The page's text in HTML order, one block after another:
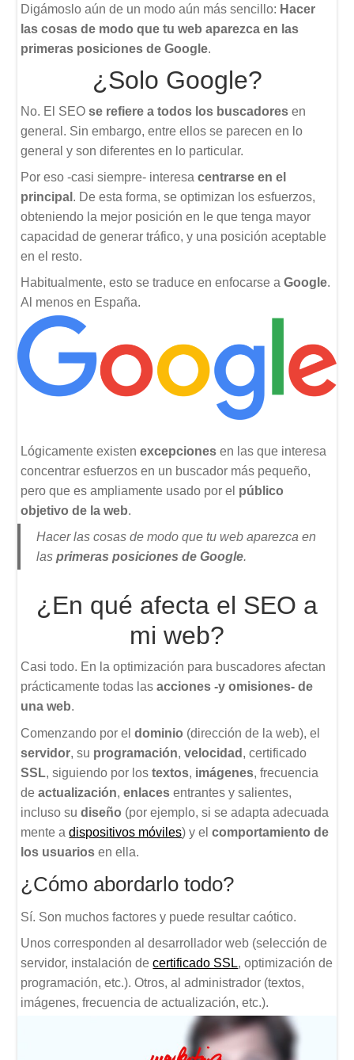
Digámoslo aún de un modo aún más sencillo: Hacer
las cosas de modo que tu web aparezca en las
primeras posiciones de Google.
¿Solo Google?
No. El SEOse refiere a todos los buscadores en
general. Sin embargo, entre ellos se parecen en lo
general y son diferentes en lo particular.
Por eso -casi siempre- interesacentrarse en el
principal . De esta forma, se optimizan los esfuerzos,
obteniendo la mejor posición en le que tenga mayor
capacidad de generar tráfico, y una posición aceptable
en el resto.
Habitualmente, esto se traduce en enfocarse aGoogle.
Al menos en España.
Lógicamente existenexcepciones en las que interesa
concentrar esfuerzos en un buscador más pequeño,
pero que es ampliamente usado por el público
objetivo de la web.
Hacer las cosas de modo que tu web aparezca en
lasprimeras posiciones de Google.
¿En qué afecta el SEO a
mi web?
Casi todo. En la optimización para buscadores afectan
prácticamente todas lasacciones -y omisiones- de
una web.
Comenzando por eldominio (dirección de la web), el
servidor, su programación,velocidad , certificado
SSL, siguiendo por lostextos, imágenes, frecuencia
deactualización,enlaces entrantes y salientes,
incluso sudiseño (por ejemplo, si se adapta adecuada
mente adispositivos móviles) y elcomportamiento de
los usuarios en ella.
¿Cómo abordarlo todo?
Sí. Son muchos factores y puede resultar caótico.
Unos corresponden al desarrollador web (selección de
servidor, instalación decertificado SSL, optimización de
programación, etc.). Otros, al administrador (textos,
imágenes, frecuencia de actualización, etc.).